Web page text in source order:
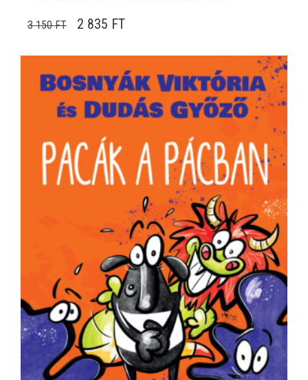
3 150FT ORIGINAL PRICE WAS: 3 150 FT.
2 835 FTCURRENT PRICE IS: 2 835 FT.